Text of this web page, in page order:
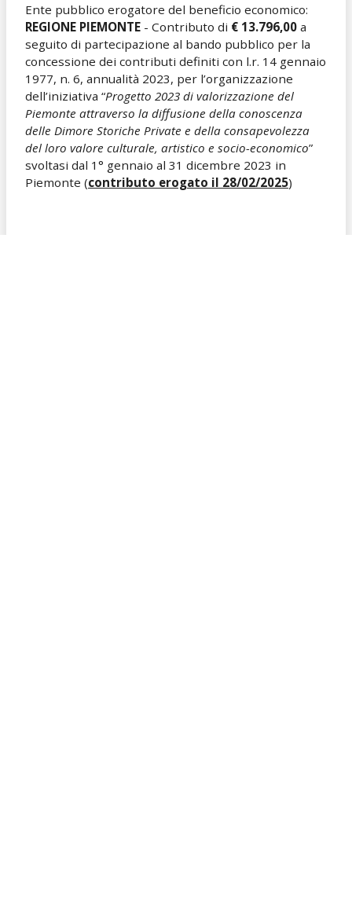
Ente pubblico erogatore del beneficio economico:
REGIONE PIEMONTE - Contributo di € 13.796,00 a
seguito di partecipazione al bando pubblico per la
concessione dei contributi definiti con l.r. 14 gennaio
1977, n. 6, annualità 2023, per l’organizzazione
dell’iniziativa “Progetto 2023 di valorizzazione del
Piemonte attraverso la diffusione della conoscenza
delle Dimore Storiche Private e della consapevolezza
del loro valore culturale, artistico e socio-economico”
svoltasi dal 1° gennaio al 31 dicembre 2023 in
Piemonte (contributo erogato il 28/02/2025)